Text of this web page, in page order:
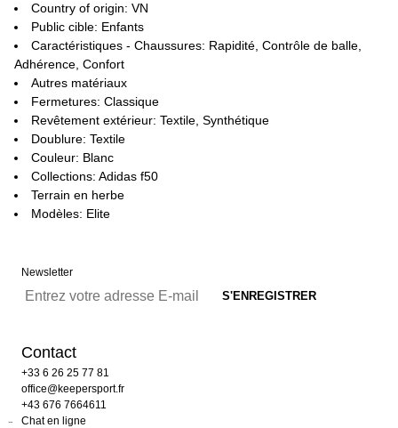
Country of origin: VN
Public cible: Enfants
Caractéristiques - Chaussures: Rapidité, Contrôle de balle,
Adhérence, Confort
Autres matériaux
Fermetures: Classique
Revêtement extérieur: Textile, Synthétique
Doublure: Textile
Couleur: Blanc
Collections: Adidas f50
Terrain en herbe
Modèles: Elite
Newsletter
Contact
+33 6 26 25 77 81
office@keepersport.fr
+43 676 7664611
Chat en ligne